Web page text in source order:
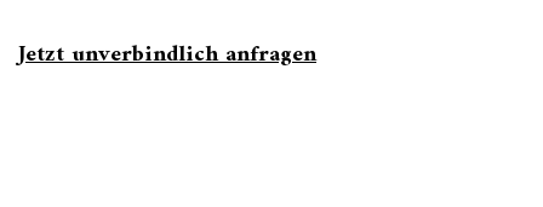
Jetzt unverbindlich anfragen